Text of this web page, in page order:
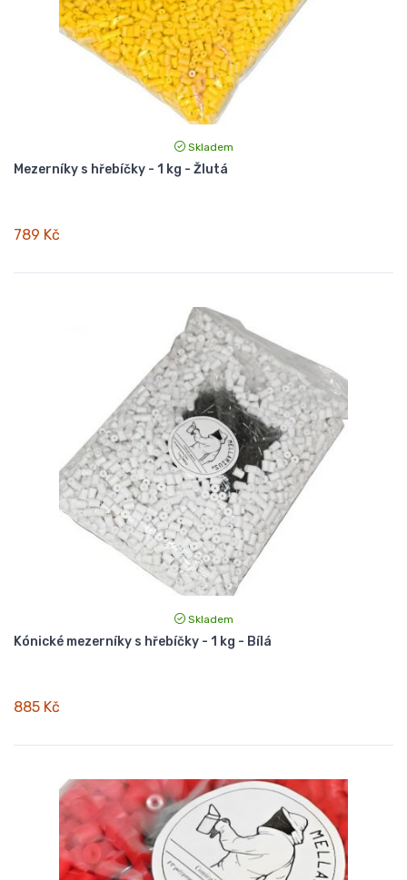
Skladem
Mezerníky s hřebíčky - 1 kg - Žlutá
789 Kč
Skladem
Kónické mezerníky s hřebíčky - 1 kg - Bílá
885 Kč